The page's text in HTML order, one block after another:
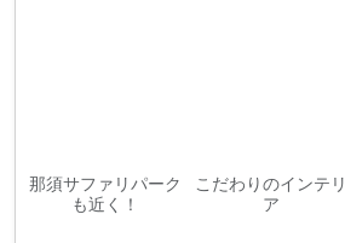
那須サファリパーク
も近く！
こだわりのインテリ
ア